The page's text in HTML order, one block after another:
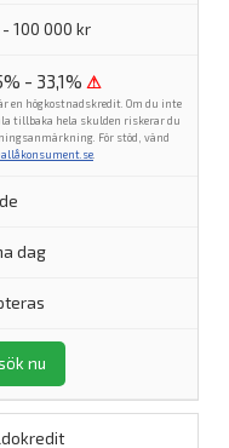
100 000 kr
- 33,1% ⚠
en högkostnadskredit. Om du inte
tillbaka hela skulden riskerar du
För stöd, vänd
dag
nu